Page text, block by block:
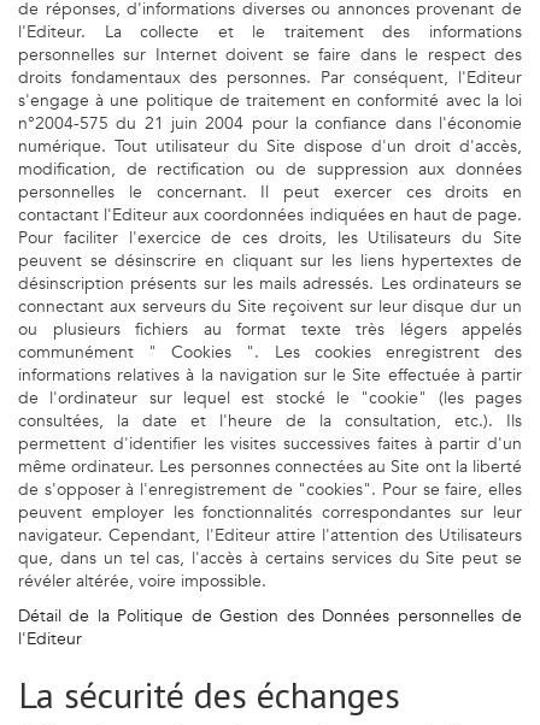
de réponses, d'informations diverses ou annonces provenant de
l'Editeur. La collecte et le traitement des informations
personnelles sur Internet doivent se faire dans le respect des
droits fondamentaux des personnes. Par conséquent, l'Editeur
s'engage à une politique de traitement en conformité avec la loi
n°2004-575 du 21 juin 2004 pour la confiance dans l'économie
numérique. Tout utilisateur du Site dispose d'un droit d'accès,
modification, de rectification ou de suppression aux données
personnelles le concernant. Il peut exercer ces droits en
contactant l'Editeur aux coordonnées indiquées en haut de page.
Pour faciliter l'exercice de ces droits, les Utilisateurs du Site
peuvent se désinscrire en cliquant sur les liens hypertextes de
désinscription présents sur les mails adressés. Les ordinateurs se
connectant aux serveurs du Site reçoivent sur leur disque dur un
ou plusieurs fichiers au format texte très légers appelés
communément " Cookies ". Les cookies enregistrent des
informations relatives à la navigation sur le Site effectuée à partir
de l'ordinateur sur lequel est stocké le "cookie" (les pages
consultées, la date et l'heure de la consultation, etc.). Ils
permettent d'identifier les visites successives faites à partir d'un
même ordinateur. Les personnes connectées au Site ont la liberté
de s'opposer à l'enregistrement de "cookies". Pour se faire, elles
peuvent employer les fonctionnalités correspondantes sur leur
navigateur. Cependant, l'Editeur attire l'attention des Utilisateurs
que, dans un tel cas, l'accès à certains services du Site peut se
révéler altérée, voire impossible.
Détail de la Politique de Gestion des Données personnelles de
l'Editeur
La sécurité des échanges